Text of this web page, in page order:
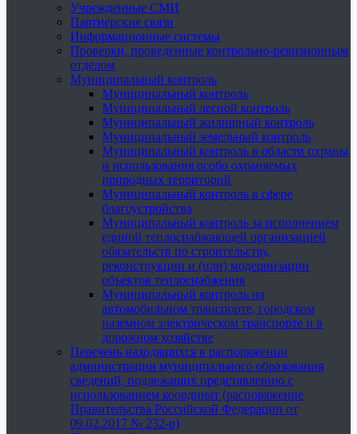
Учрежденные СМИ
Партнерские связи
Информационные системы
Проверки, проведенные контрольно-ревизионным
отделом
Муниципальный контроль
Муниципальный контроль
Муниципальный лесной контроль
Муниципальный жилищный контроль
Муниципальный земельный контроль
Муниципальный контроль в области охраны
и использования особо охраняемых
природных территорий
Муниципальный контроль в сфере
благоустройства
Муниципальный контроль за исполнением
единой теплоснабжающей организацией
обязательств по строительству,
реконструкции и (или) модернизации
объектов теплоснабжения
Муниципальный контроль на
автомобильном транспорте, городском
наземном электрическом транспорте и в
дорожном хозяйстве
Перечень находящихся в распоряжении
администрации муниципального образования
сведений, подлежащих представлению с
использованием координат (распоряжение
Правительства Российской Федерации от
09.02.2017 № 232-р)